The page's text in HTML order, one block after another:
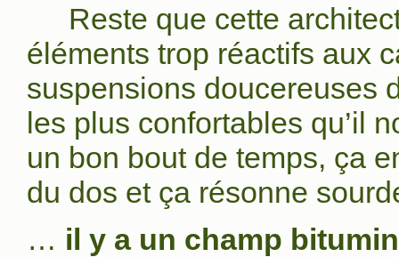
Reste que cette
éléments trop réactifs aux
suspensions doucereuses
les plus confortables qu’il
un bon bout de temps, ça
du dos et ça résonne
… il y a un champ